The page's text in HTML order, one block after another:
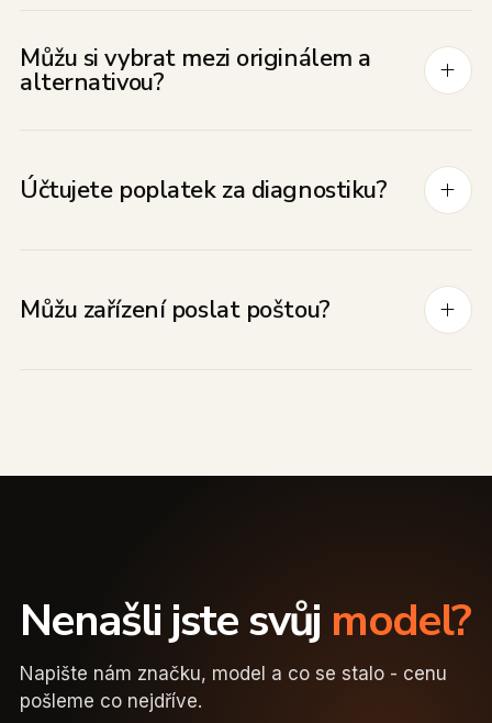
Můžu si vybrat mezi originálem a
alternativou?
Účtujete poplatek za diagnostiku?
Můžu zařízení poslat poštou?
Nenašli jste svůj model?
Napište nám značku, model a co se stalo - cenu
pošleme co nejdříve.